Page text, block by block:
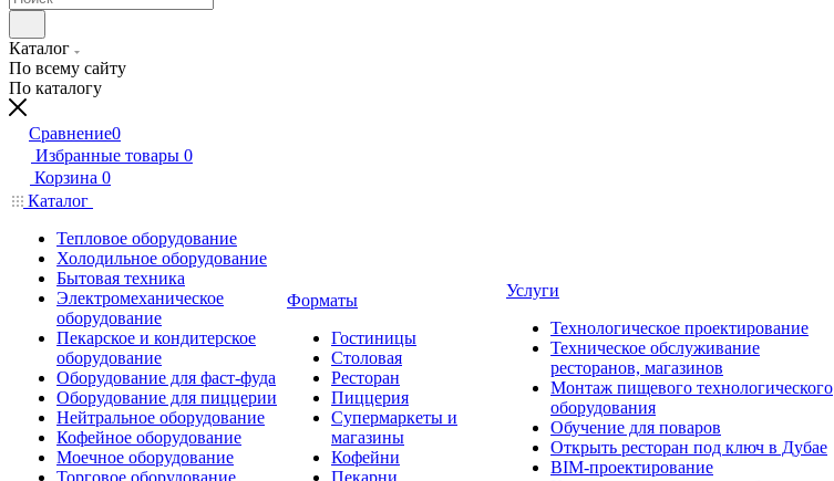
Каталог
По всему сайту
По каталогу
Сравнение0
Избранные товары 0
Корзина 0
Каталог
Тепловое оборудование
Холодильное оборудование
Бытовая техника
Электромеханическое
оборудование
Пекарское и кондитерское
оборудование
Оборудование для фаст-фуда
Оборудование для пиццерии
Нейтральное оборудование
Кофейное оборудование
Моечное оборудование
Торговое оборудование
Форматы
Гостиницы
Столовая
Ресторан
Пиццерия
Супермаркеты и
магазины
Кофейни
Пекарни
Услуги
Технологическое проектирование
Техническое обслуживание
ресторанов, магазинов
Монтаж пищевого технологического
оборудования
Обучение для поваров
Открыть ресторан под ключ в Дубае
BIM-проектирование